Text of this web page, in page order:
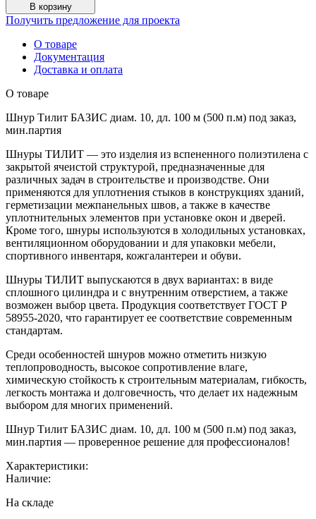
В корзину
Получить предложение для проекта
О товаре
Документация
Доставка и оплата
О товаре
Шнур Тилит БАЗИС диам. 10, дл. 100 м (500 п.м) под заказ,
мин.партия
Шнуры ТИЛИТ — это изделия из вспененного полиэтилена с
закрытой ячеистой структурой, предназначенные для
различных задач в строительстве и производстве. Они
применяются для уплотнения стыков в конструкциях зданий,
герметизации межпанельных швов, а также в качестве
уплотнительных элементов при установке окон и дверей.
Кроме того, шнуры используются в холодильных установках,
вентиляционном оборудовании и для упаковки мебели,
спортивного инвентаря, кожгалантереи и обуви.
Шнуры ТИЛИТ выпускаются в двух вариантах: в виде
сплошного цилиндра и с внутренним отверстием, а также
возможен выбор цвета. Продукция соответствует ГОСТ Р
58955-2020, что гарантирует ее соответствие современным
стандартам.
Среди особенностей шнуров можно отметить низкую
теплопроводность, высокое сопротивление влаге,
химическую стойкость к строительным материалам, гибкость,
легкость монтажа и долговечность, что делает их надежным
выбором для многих применений.
Шнур Тилит БАЗИС диам. 10, дл. 100 м (500 п.м) под заказ,
мин.партия — проверенное решение для профессионалов!
Характеристики:
Наличие:
На складе